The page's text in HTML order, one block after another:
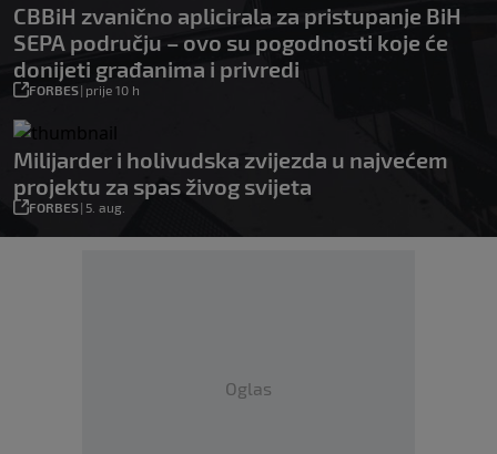
CBBiH zvanično aplicirala za pristupanje BiH
SEPA području – ovo su pogodnosti koje će
donijeti građanima i privredi
FORBES| prije 10 h
Milijarder i holivudska zvijezda u najvećem
projektu za spas živog svijeta
FORBES| 5. aug.
Oglas